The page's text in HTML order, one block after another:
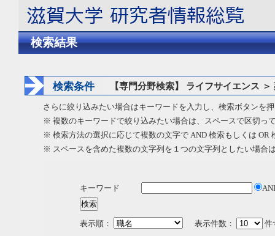
検索結果
検索条件 【専門分野検索】 ライフサイエンス
さらに絞り込みたい場合はキーワードを入力し、検索ボタンを
※ 複数のキーワードで絞り込みたい場合は、スペースで区切っ
※ 検索方法の選択に応じて複数の文字で AND 検索もしくは OR
※ スペースを含めた複数の文字列を１つの文字列としたい場合
キーワード
表示順： 表示件数： 件